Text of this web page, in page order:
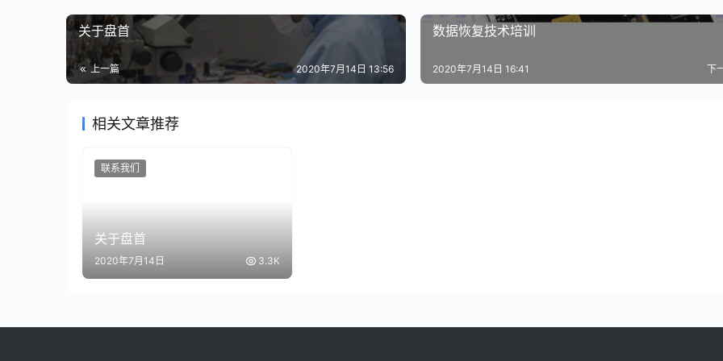
关于盘首
上一篇 2020年7月14日 13:56
数据恢复技术培训
下
2020年7月14日 16:41
相关文章推荐
关于盘首
2020年7月14日 3.3K
联系我们